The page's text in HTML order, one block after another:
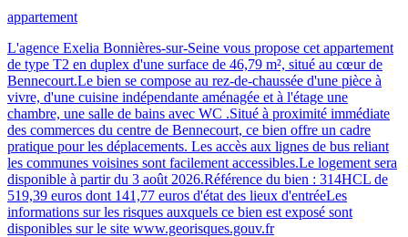
appartement
L'agence Exelia Bonnières-sur-Seine vous propose cet appartement
de type T2 en duplex d'une surface de 46,79 m², situé au cœur de
Bennecourt.Le bien se compose au rez-de-chaussée d'une pièce à
vivre, d'une cuisine indépendante aménagée et à l'étage une
chambre, une salle de bains avec WC .Situé à proximité immédiate
des commerces du centre de Bennecourt, ce bien offre un cadre
pratique pour les déplacements. Les accès aux lignes de bus reliant
les communes voisines sont facilement accessibles.Le logement sera
disponible à partir du 3 août 2026.Référence du bien : 314HCL de
519,39 euros dont 141,77 euros d'état des lieux d'entréeLes
informations sur les risques auxquels ce bien est exposé sont
disponibles sur le site www.georisques.gouv.fr